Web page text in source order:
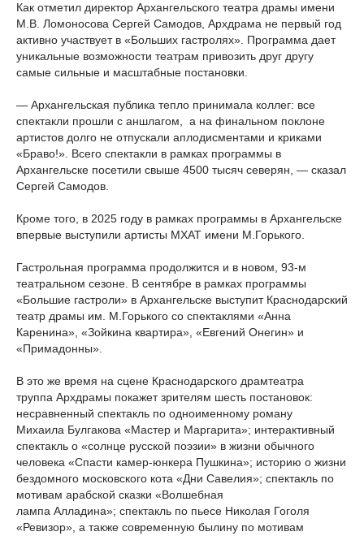
Как отметил директор Архангельского театра драмы имени
М.В. Ломоносова Сергей Самодов, Архдрама не первый год
активно участвует в «Больших гастролях». Программа дает
уникальные возможности театрам привозить друг другу
самые сильные и масштабные постановки.
— Архангельская публика тепло принимала коллег: все
спектакли прошли с аншлагом, а на финальном поклоне
артистов долго не отпускали аплодисментами и криками
«Браво!». Всего спектакли в рамках программы в
Архангельске посетили свыше 4500 тысяч северян, — сказал
Сергей Самодов.
Кроме того, в 2025 году в рамках программы в Архангельске
впервые выступили артисты МХАТ имени М.Горького.
Гастрольная программа продолжится и в новом, 93-м
театральном сезоне. В сентябре в рамках программы
«Большие гастроли» в Архангельске выступит Краснодарский
театр драмы им. М.Горького со спектаклями «Анна
Каренина», «Зойкина квартира», «Евгений Онегин» и
«Примадонны».
В это же время на сцене Краснодарского драмтеатра
труппа Архдрамы покажет зрителям шесть постановок:
несравненный спектакль по одноименному роману
Михаила Булгакова «Мастер и Маргарита»; интерактивный
спектакль о «солнце русской поэзии» в жизни обычного
человека «Спасти камер-юнкера Пушкина»; историю о жизни
бездомного московского кота «Дни Савелия»; спектакль по
мотивам арабской сказки «Волшебная
лампа Алладина»; спектакль по пьесе Николая Гоголя
«Ревизор», а также современную былину по мотивам